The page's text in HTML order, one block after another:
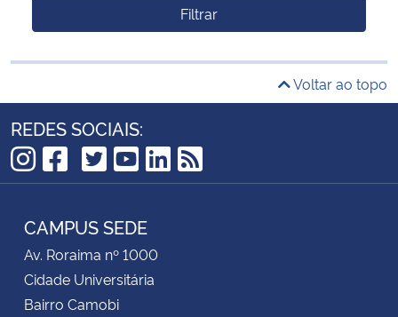
Filtrar
Voltar ao topo
REDES SOCIAIS:
Instagram
Facebook
TikTok
Twitter
YouTube
LinkedIn
RSS
CAMPUS SEDE
Av. Roraima nº 1000
Cidade Universitária
Bairro Camobi